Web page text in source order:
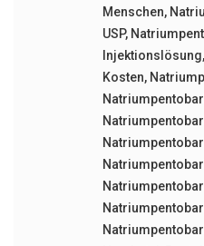
Menschen,
USP,
Injektionslösung,
Kosten,